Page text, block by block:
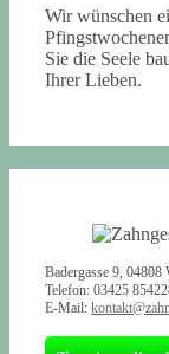
Wir wünschen
Sie die Seele
Ihrer Lieben.
Badergasse 9, 04808
Telefon: 03425
E-Mail: